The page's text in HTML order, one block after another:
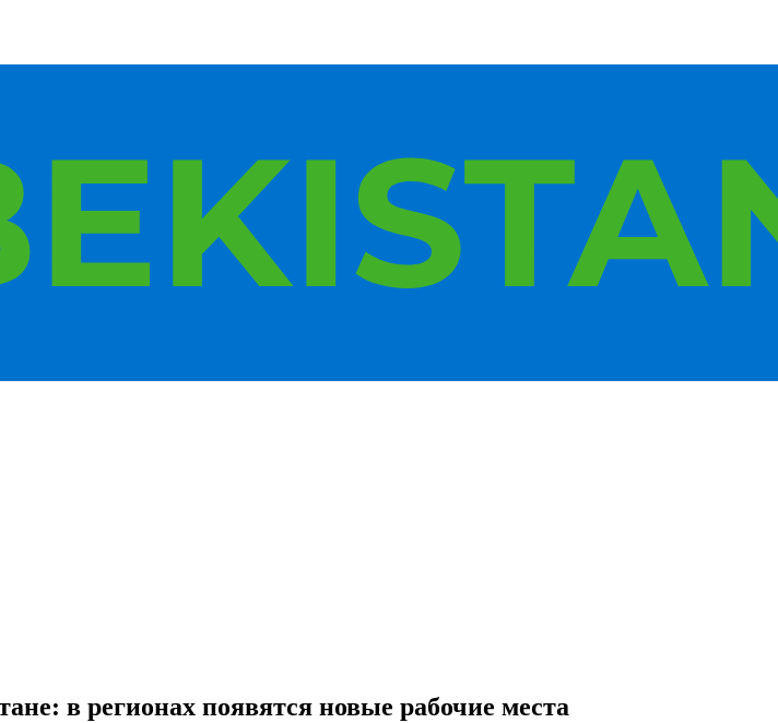
в регионах появятся новые рабочие места